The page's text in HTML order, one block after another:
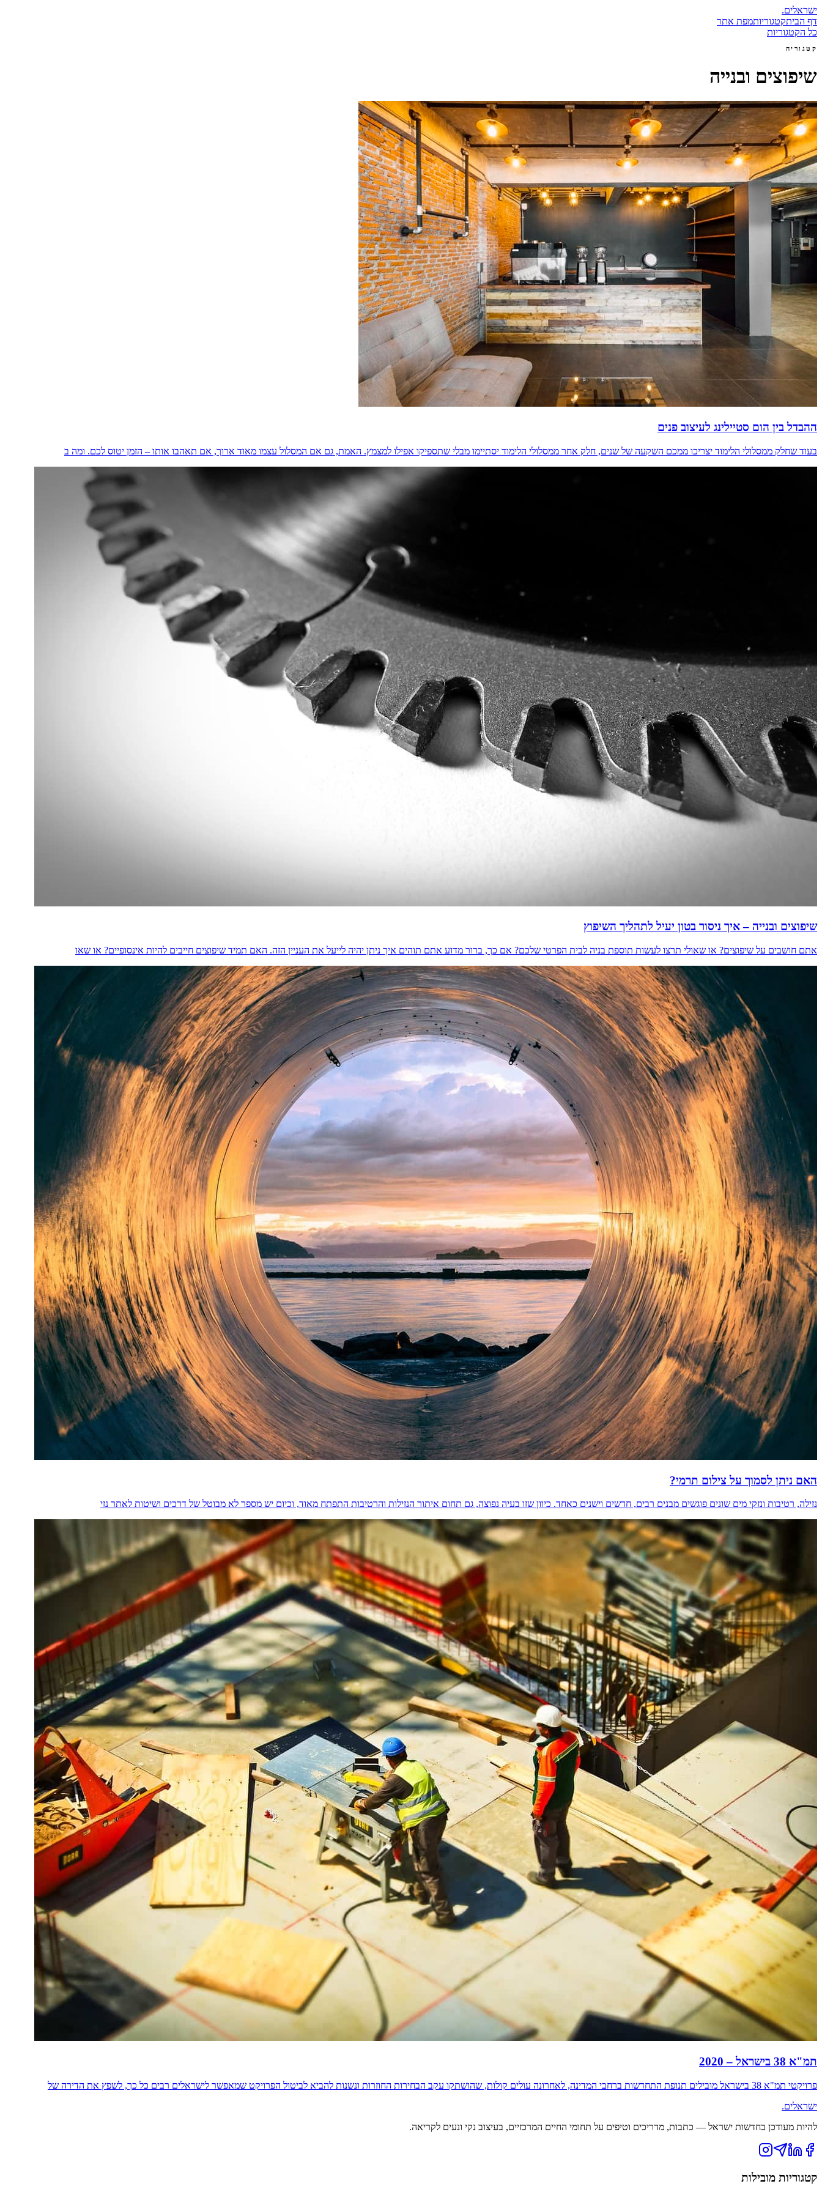
ישראלים.
דף הביתקטגוריותמפת אתר
כל הקטגוריות
קטגוריה
שיפוצים ובנייה
ההבדל בין הום סטיילינג לעיצוב פנים
בעוד שחלק ממסלולי הלימוד יצריכו ממכם השקעה של שנים, חלק אחר ממסלולי הלימוד יסתיימו מבלי שתספיקו אפילו למצמץ. האמת, גם אם המסלול עצמו מאוד ארוך, אם תאהבו אותו – הזמן יטוס לכם. ומה ב
שיפוצים ובנייה – איך ניסור בטון יעיל לתהליך השיפוץ
אתם חושבים על שיפוצים? או שאולי תרצו לעשות תוספת בניה לבית הפרטי שלכם? אם כך, ברור מדוע אתם תוהים איך ניתן יהיה לייעל את העניין הזה. האם תמיד שיפוצים חייבים להיות אינסופיים? או שאו
האם ניתן לסמוך על צילום תרמי?
נזילה, רטיבות ונזקי מים שונים פוגשים מבנים רבים, חדשים וישנים כאחד. כיוון שזו בעיה נפוצה, גם תחום איתור הנזילות והרטיבות התפתח מאוד, וכיום יש מספר לא מבוטל של דרכים ושיטות לאתר נזי
תמ"א 38 בישראל – 2020
פרויקטי תמ"א 38 בישראל מובילים תנופת התחדשות ברחבי המדינה, לאחרונה עולים קולות, שהושתקו עקב הבחירות החוזרות ונשנות להביא לביטול הפרויקט שמאפשר לישראלים רבים כל כך, לשפץ את הדירה של
ישראלים.
להיות מעודכן בחדשות ישראל — כתבות, מדריכים וטיפים על תחומי החיים המרכזיים, בעיצוב נקי ונעים לקריאה.
קטגוריות מובילות